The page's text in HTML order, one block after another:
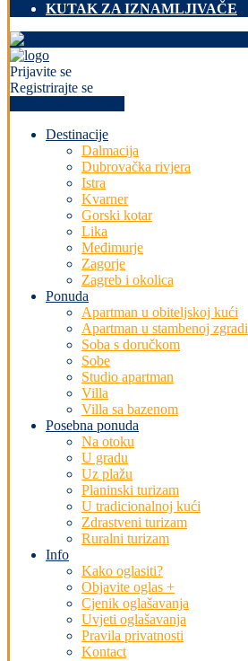
KUTAK ZA IZNAMLJIVAČE
Prijavite se
Registrirajte se
Destinacije
Dalmacija
Dubrovačka rivjera
Istra
Kvarner
Gorski kotar
Lika
Međimurje
Zagorje
Zagreb i okolica
Ponuda
Apartman u obiteljskoj kući
Apartman u stambenoj zgradi
Soba s doručkom
Sobe
Studio apartman
Villa
Villa sa bazenom
Posebna ponuda
Na otoku
U gradu
Uz plažu
Planinski turizam
U tradicionalnoj kući
Zdrastveni turizam
Ruralni turizam
Info
Kako oglasiti?
Objavite oglas +
Cjenik oglašavanja
Uvjeti oglašavanja
Pravila privatnosti
Kontact